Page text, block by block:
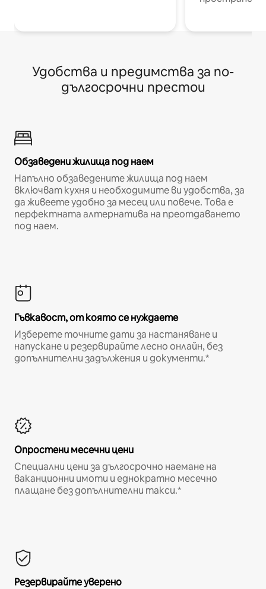
Удобства и предимства за по-
дългосрочни престои
Обзаведени жилища под наем
Напълно обзаведените жилища под наем
включват кухня и необходимите ви удобства, за
да живеете удобно за месец или повече. Това е
перфектната алтернатива на преотдаването
под наем.
Гъвкавост, от която се нуждаете
Изберете точните дати за настаняване и
напускане и резервирайте лесно онлайн, без
допълнителни задължения и документи.*
Опростени месечни цени
Специални цени за дългосрочно наемане на
ваканционни имоти и еднократно месечно
плащане без допълнителни такси.*
Резервирайте уверено